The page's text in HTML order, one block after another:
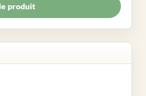
produit